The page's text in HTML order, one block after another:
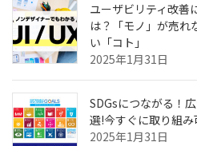
ユーザビリティ改善
は？「モノ」が売
い「コト」
2025年1月31日
SDGsにつながる！
選!今すぐに取り組み
2025年1月31日